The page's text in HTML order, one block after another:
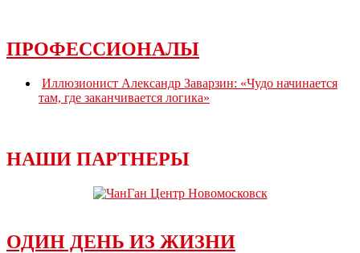
ПРОФЕССИОНАЛЫ
Иллюзионист Александр Заварзин: «Чудо начинается
там, где заканчивается логика»
НАШИ ПАРТНЕРЫ
ОДИН ДЕНЬ ИЗ ЖИЗНИ